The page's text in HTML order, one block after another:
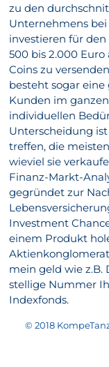
zu den
Unternehmens
investieren für
500 bis 2.000
Coins zu
besteht sogar
Kunden im
individuellen
Unterscheidung
treffen, die
wieviel sie
Finanz-Markt-
gegründet zur
Investment
einem Produkt
mein geld wie z.B.
stellige Nummer
Indexfonds.
© 2018